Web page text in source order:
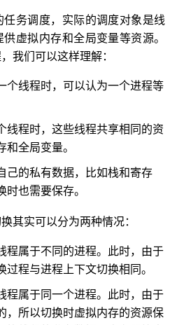
务调度，实际的调度对象是线
虚拟内存和全局变量等资源。
我们可以这样理解：
个线程时，可以认为一个进程等
线程时，这些线程共享相同的资
全局变量。
己的私有数据，比如栈和寄存
也需要保存。
其实可以分为两种情况：
程属于不同的进程。此时，由于
过程与进程上下文切换相同。
程属于同一个进程。此时，由于
，所以切换时虚拟内存的资源保